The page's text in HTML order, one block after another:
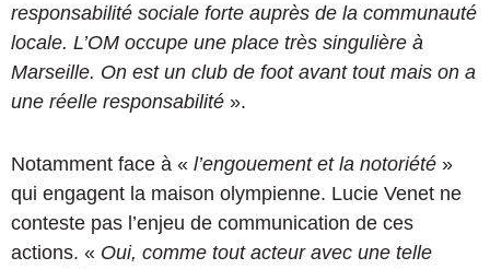
responsabilité sociale forte auprès de la communauté
locale. L’OM occupe une place très singulière à
Marseille. On est un club de foot avant tout mais on a
une réelle responsabilité ».
Notamment face à « l’engouement et la notoriété »
qui engagent la maison olympienne. Lucie Venet ne
conteste pas l’enjeu de communication de ces
actions. « Oui, comme tout acteur avec une telle